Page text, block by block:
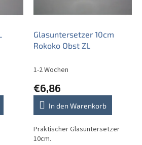
Glasuntersetzer 10cm
Rokoko Obst ZL
1-2 Wochen
€6,86
In den Warenkorb
Praktischer Glasuntersetzer
10cm.